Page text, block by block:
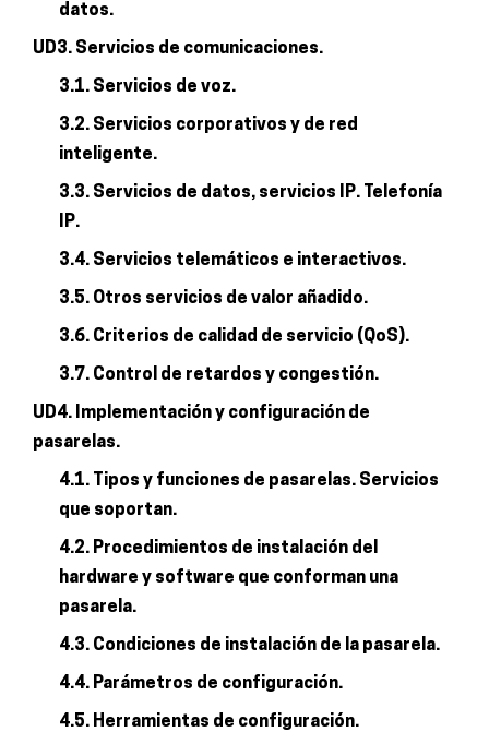
datos.
UD3. Servicios de comunicaciones.
3.1. Servicios de voz.
3.2. Servicios corporativos y de red
inteligente.
3.3. Servicios de datos, servicios IP. Telefonía
IP.
3.4. Servicios telemáticos e interactivos.
3.5. Otros servicios de valor añadido.
3.6. Criterios de calidad de servicio (QoS).
3.7. Control de retardos y congestión.
UD4. Implementación y configuración de
pasarelas.
4.1. Tipos y funciones de pasarelas. Servicios
que soportan.
4.2. Procedimientos de instalación del
hardware y software que conforman una
pasarela.
4.3. Condiciones de instalación de la pasarela.
4.4. Parámetros de configuración.
4.5. Herramientas de configuración.